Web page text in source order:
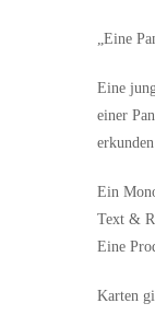
„Eine
Eine
einer
Ein
Text &
Eine
Karten